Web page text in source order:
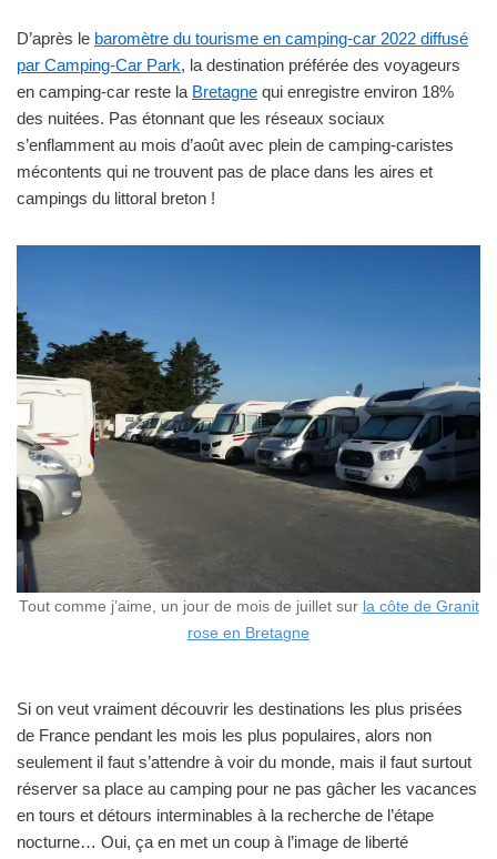
D’après le baromètre du tourisme en camping-car 2022 diffusé
par Camping-Car Park, la destination préférée des voyageurs
en camping-car reste la Bretagne qui enregistre environ 18%
des nuitées. Pas étonnant que les réseaux sociaux
s’enflamment au mois d’août avec plein de camping-caristes
mécontents qui ne trouvent pas de place dans les aires et
campings du littoral breton !
Tout comme j’aime, un jour de mois de juillet sur la côte de Granit
rose en Bretagne
Si on veut vraiment découvrir les destinations les plus prisées
de France pendant les mois les plus populaires, alors non
seulement il faut s’attendre à voir du monde, mais il faut surtout
réserver sa place au camping pour ne pas gâcher les vacances
en tours et détours interminables à la recherche de l’étape
nocturne… Oui, ça en met un coup à l’image de liberté